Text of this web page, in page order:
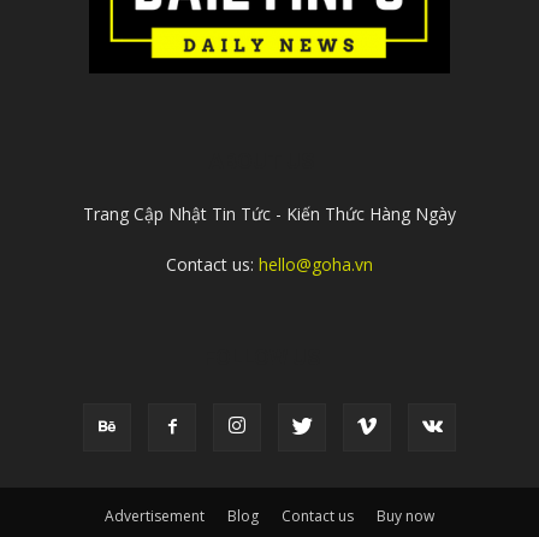
Trang Cập Nhật Tin Tức - Kiến Thức Hàng Ngày
Contact us: hello@goha.vn
Advertisement Blog Contact us Buy now